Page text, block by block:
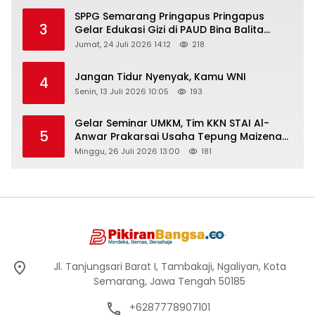
3
SPPG Semarang Pringapus Pringapus
Gelar Edukasi Gizi di PAUD Bina Balita
Peringati Hari Anak Nasional 2026
Jumat, 24 Juli 2026 14:12 218
4 Jangan Tidur Nyenyak, Kamu WNI
Senin, 13 Juli 2026 10:05 193
5
Gelar Seminar UMKM, Tim KKN STAI Al-
Anwar Prakarsai Usaha Tepung Maizena
di Logung
Minggu, 26 Juli 2026 13:00 181
Jl. Tanjungsari Barat I, Tambakaji, Ngaliyan, Kota
Semarang, Jawa Tengah 50185
+6287778907101